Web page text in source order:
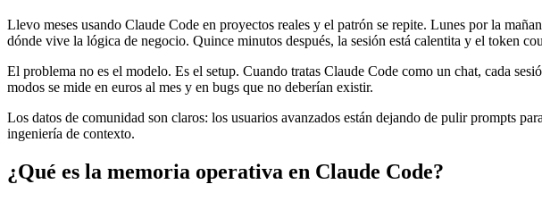
Llevo meses usando Claude Code en proyectos reales y el patrón se repite. Lunes por la
dónde vive la lógica de negocio. Quince minutos después, la sesión está calentita y el token
El problema no es el modelo. Es el setup. Cuando tratas Claude Code como un chat, cada
modos se mide en euros al mes y en bugs que no deberían existir.
Los datos de comunidad son claros: los usuarios avanzados están dejando de pulir prompts
ingeniería de contexto.
¿Qué es la memoria operativa en Claude Code?